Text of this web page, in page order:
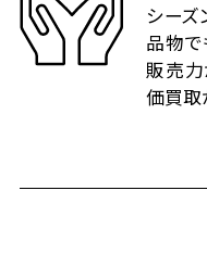
シー
品物で
販売力
価買取